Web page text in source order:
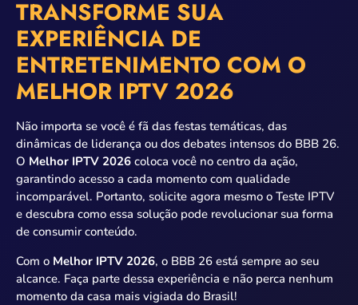
TRANSFORME SUA
EXPERIÊNCIA DE
ENTRETENIMENTO COM O
MELHOR IPTV 2026
Não importa se você é fã das festas temáticas, das
dinâmicas de liderança ou dos debates intensos do BBB 26.
O Melhor IPTV 2026 coloca você no centro da ação,
garantindo acesso a cada momento com qualidade
incomparável. Portanto, solicite agora mesmo o Teste IPTV
e descubra como essa solução pode revolucionar sua forma
de consumir conteúdo.
Com o Melhor IPTV 2026, o BBB 26 está sempre ao seu
alcance. Faça parte dessa experiência e não perca nenhum
momento da casa mais vigiada do Brasil!